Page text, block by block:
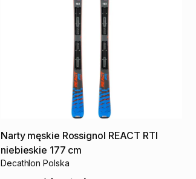
Narty męskie Rossignol REACT RTI
niebieskie 177 cm
Decathlon Polska